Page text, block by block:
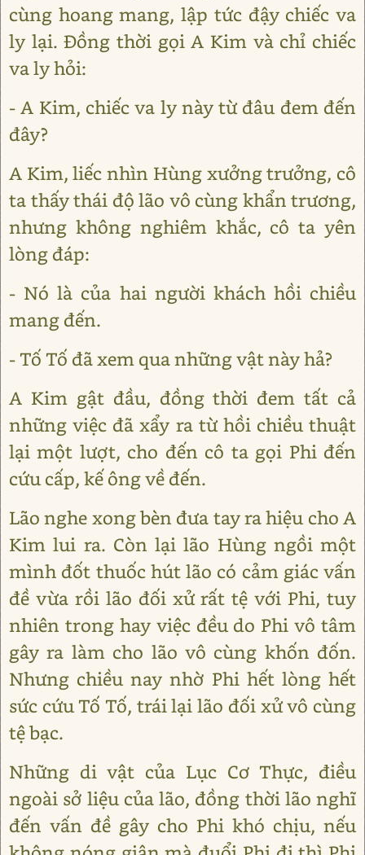
cùng hoang mang, lập tức đậy chiếc va
ly lại. Đồng thời gọi A Kim và chỉ chiếc
va ly hỏi:
- A Kim, chiếc va ly này từ đâu đem đến
đây?
A Kim, liếc nhìn Hùng xưởng trưởng, cô
ta thấy thái độ lão vô cùng khẩn trương,
nhưng không nghiêm khắc, cô ta yên
lòng đáp:
- Nó là của hai người khách hồi chiều
mang đến.
- Tố Tố đã xem qua những vật này hả?
A Kim gật đầu, đồng thời đem tất cả
những việc đã xẩy ra từ hồi chiều thuật
lại một lượt, cho đến cô ta gọi Phi đến
cứu cấp, kế ông về đến.
Lão nghe xong bèn đưa tay ra hiệu cho A
Kim lui ra. Còn lại lão Hùng ngồi một
mình đốt thuốc hút lão có cảm giác vấn
đề vừa rồi lão đối xử rất tệ với Phi, tuy
nhiên trong hay việc đều do Phi vô tâm
gây ra làm cho lão vô cùng khốn đốn.
Nhưng chiều nay nhờ Phi hết lòng hết
sức cứu Tố Tố, trái lại lão đối xử vô cùng
tệ bạc.
Những di vật của Lục Cơ Thực, điều
ngoài sở liệu của lão, đồng thời lão nghĩ
đến vấn đề gây cho Phi khó chịu, nếu